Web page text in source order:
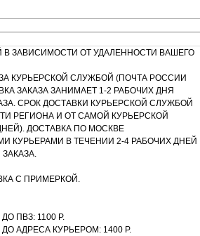
В ЗАВИСИМОСТИ ОТ УДАЛЕННОСТИ ВАШЕГО
КУРЬЕРСКОЙ СЛУЖБОЙ (ПОЧТА РОССИИ
ЗАКАЗА ЗАНИМАЕТ 1-2 РАБОЧИХ ДНЯ
СРОК ДОСТАВКИ КУРЬЕРСКОЙ СЛУЖБОЙ
РЕГИОНА И ОТ САМОЙ КУРЬЕРСКОЙ
ДОСТАВКА ПО МОСКВЕ
КУРЬЕРАМИ В ТЕЧЕНИИ 2-4 РАБОЧИХ ДНЕЙ
С ПРИМЕРКОЙ.
ПВЗ: 1100 Р.
АДРЕСА КУРЬЕРОМ: 1400 Р.